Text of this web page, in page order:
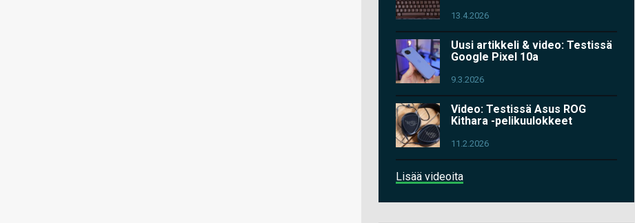
13.4.2026
Uusi artikkeli & video: Testissä
Google Pixel 10a
9.3.2026
Video: Testissä Asus ROG
Kithara -pelikuulokkeet
11.2.2026
Lisää videoita